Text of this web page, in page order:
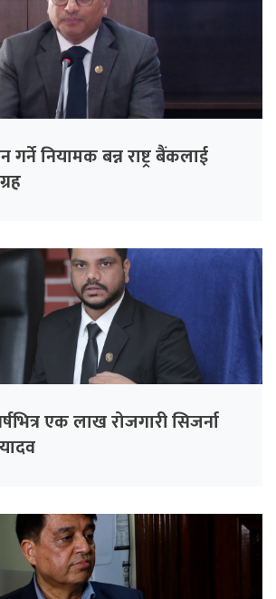
नियामक बन्न राष्ट्र बैंकलाई
एक लाख रोजगारी सिजर्ना